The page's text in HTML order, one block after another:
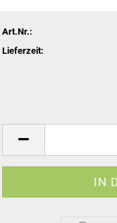
Art.Nr.:
Lieferzeit: